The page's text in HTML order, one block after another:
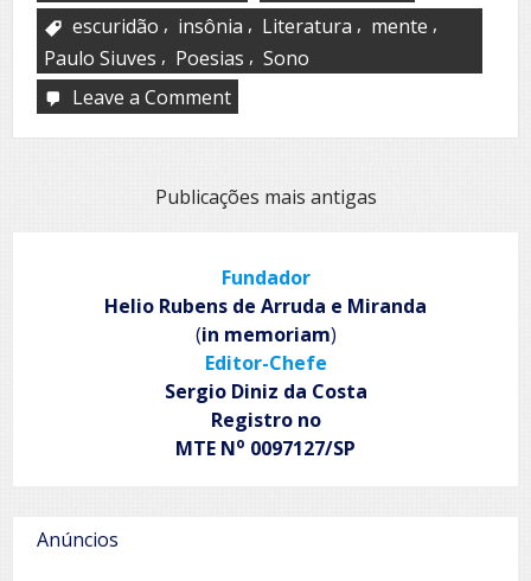
escuridão , insônia , Literatura , mente ,
Paulo Siuves , Poesias , Sono
Leave a Commenton
ao
da
insônia
NavegaçãoPublicações mais antigas
Fundador
Helio Rubens de Arruda e Miranda
(in memoriam)
Editor-Chefe
Sergio Diniz da Costa
Registro no
MTE No 0097127/SP
Anúncios